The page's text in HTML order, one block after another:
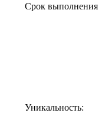
Срок выполнения
Уникальность: